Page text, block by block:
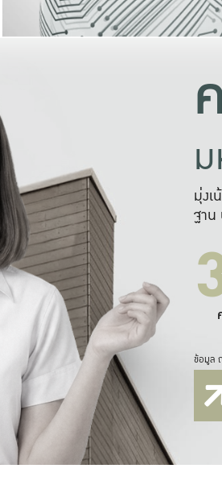
มุ่ง
ฐาน
ข้อมูล